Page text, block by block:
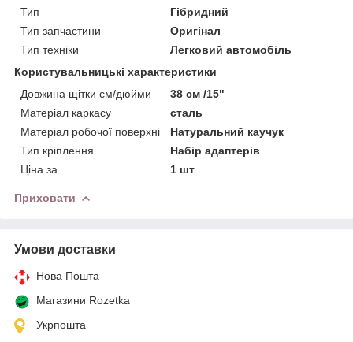
Тип
Гібридний
Тип запчастини
Оригінал
Тип техніки
Легковий автомобіль
Користувальницькі характеристики
Довжина щітки см/дюйми
38 см /15"
Матеріал каркасу
сталь
Матеріал робочої поверхні
Натуральний каучук
Тип кріплення
Набір адаптерів
Ціна за
1 шт
Приховати
Умови доставки
Нова Пошта
Магазини Rozetka
Укрпошта